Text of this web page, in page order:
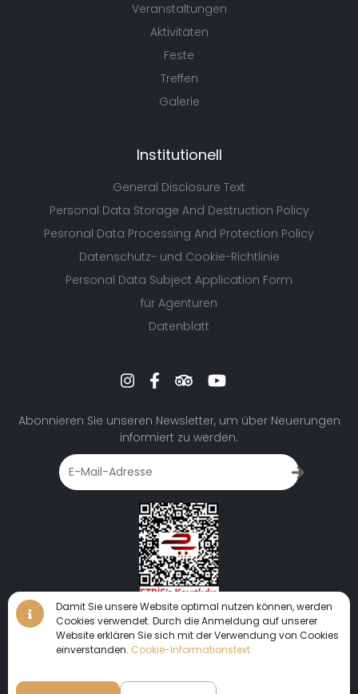
Damit Sie unsere Website optimal nutzen können, werden
Cookies verwendet. Durch die Anmeldung auf unserer
Website erklären Sie sich mit der Verwendung von Cookies
einverstanden. Cookie-Informationstext
Veranstaltungen
Aktivitäten
Feste
Treffen
Galerie
Institutionell
General Disclosure Text
Personal Data Storage And Destruction Policy
Pesronal Data Processing And Protection Policy
Datenschutz- und Cookie-Richtlinie
Personal Data Subject Application Form
für Agenturen
Datenblatt
Abonnieren Sie unseren Newsletter, um über Neuerungen
informiert zu werden.
Wir laden Sie ein, sich in dieser einzigartigen Welt zu